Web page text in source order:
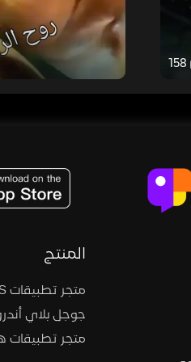
158
المنتج
متجر تطبيقات iOS
جوجل بلاي
متجر تطبيقات